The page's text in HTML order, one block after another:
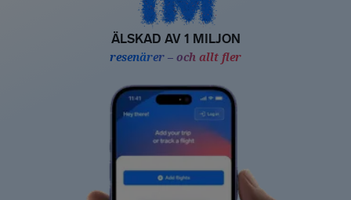
ÄLSKAD AV 1 MILJON
resenärer – och allt fler